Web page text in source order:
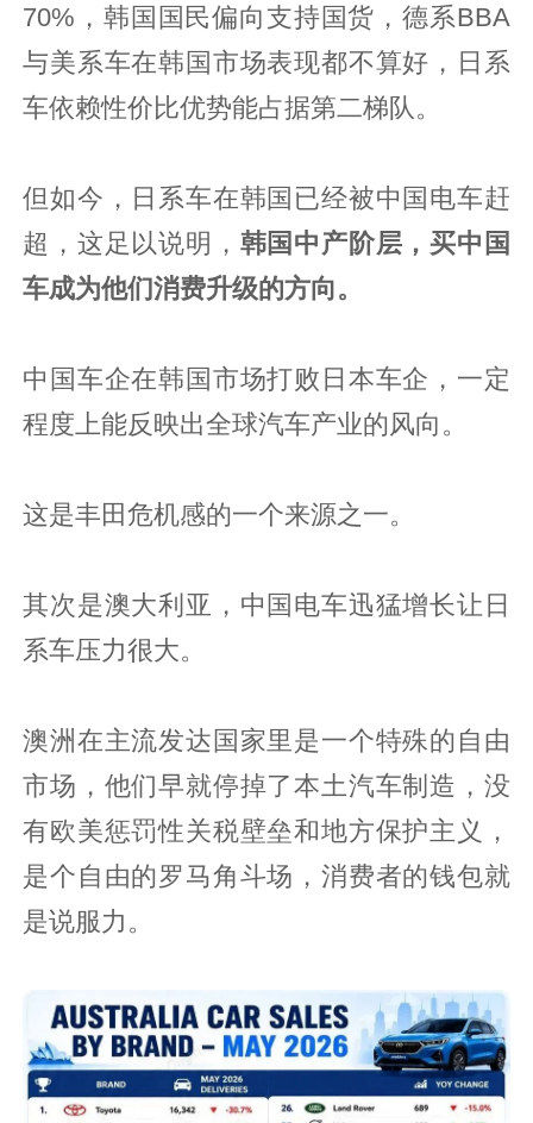
70%，韩国国民偏向支持国货，德系BBA
与美系车在韩国市场表现都不算好，日系
车依赖性价比优势能占据第二梯队。
但如今，日系车在韩国已经被中国电车赶
超，这足以说明， 韩国中产阶层，买中国
车成为他们消费升级的方向。
中国车企在韩国市场打败日本车企，一定
程度上能反映出全球汽车产业的风向。
这是丰田危机感的一个来源之一。
其次是澳大利亚，中国电车迅猛增长让日
系车压力很大。
澳洲在主流发达国家里是一个特殊的自由
市场，他们早就停掉了本土汽车制造，没
有欧美惩罚性关税壁垒和地方保护主义，
是个自由的罗马角斗场，消费者的钱包就
是说服力。